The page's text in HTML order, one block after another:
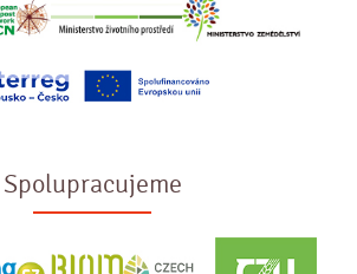
Spolupracujeme